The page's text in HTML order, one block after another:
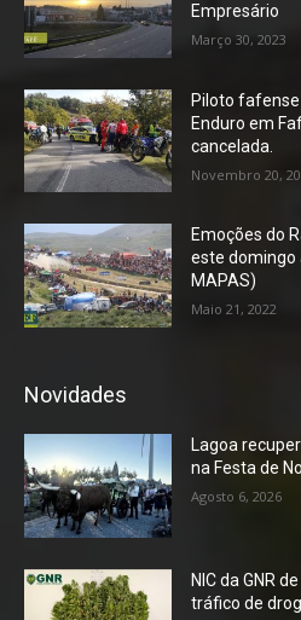
Empresário
Março 30, 2023
Piloto
Enduro em
cancelada.
Novembro 20,
Emoções do
este domingo
MAPAS)
Maio 21, 2022
Novidades
Lagoa
na Festa de
Agosto 6, 2026
NIC da GNR
tráfico de